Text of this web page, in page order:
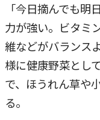
「今日摘んでも
力が強い。ビタミ
維などがバランス
様に健康野菜とし
で、ほうれん草や
る。